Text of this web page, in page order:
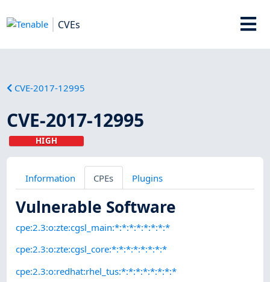
CVEs
CVE-2017-12995
CVE-2017-12995
HIGH
Information CPEs Plugins
Vulnerable Software
cpe:2.3:o:zte:cgsl_main:*:*:*:*:*:*:*:*
cpe:2.3:o:zte:cgsl_core:*:*:*:*:*:*:*:*
cpe:2.3:o:redhat:rhel_tus:*:*:*:*:*:*:*:*